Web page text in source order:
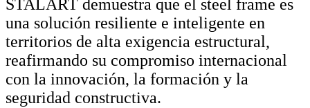
STALART demuestra que el steel frame es
una solución resiliente e inteligente en
territorios de alta exigencia estructural,
reafirmando su compromiso internacional
con la innovación, la formación y la
seguridad constructiva.